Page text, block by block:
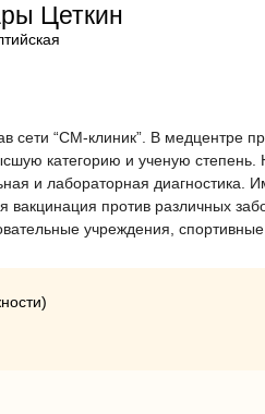
Цеткин
сети “СМ-клиник”. В медцентре
категорию и ученую степень.
и лабораторная диагностика.
против различных
учреждения,